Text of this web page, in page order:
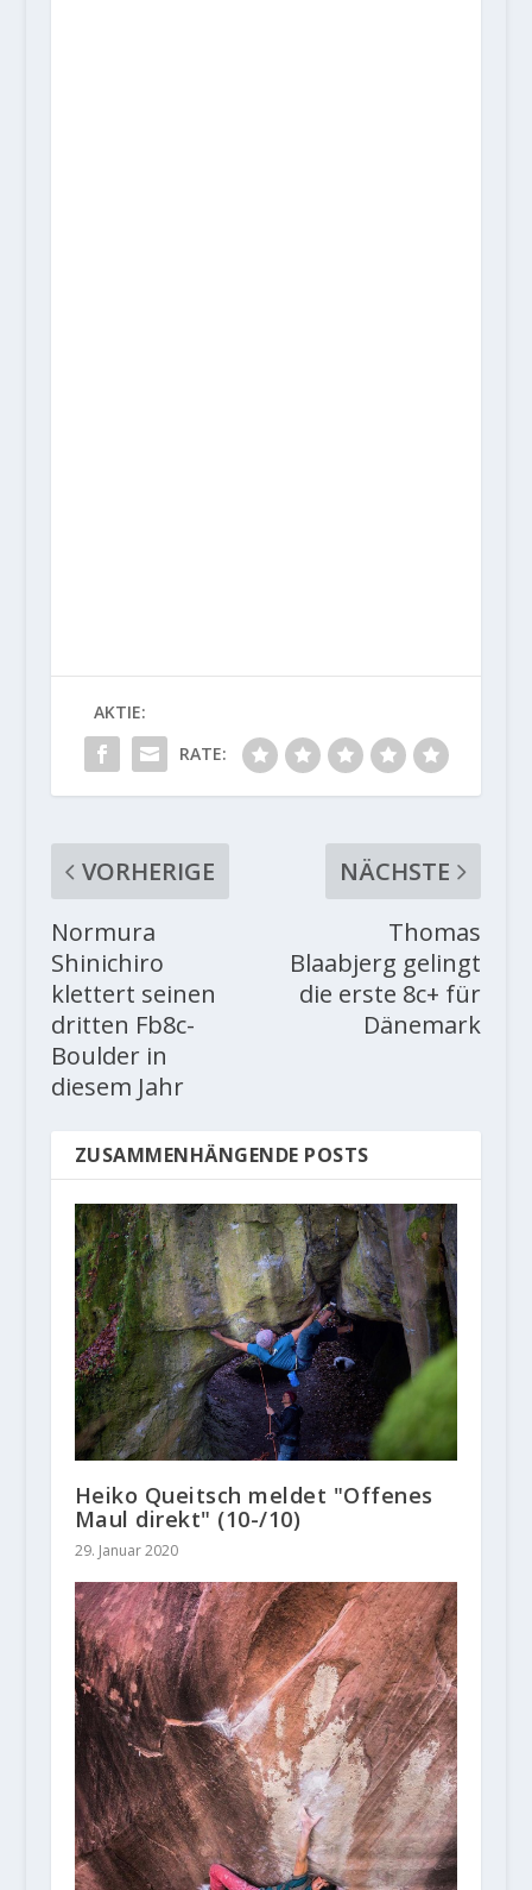
AKTIE:
RATE:
VORHERIGE
Normura
Shinichiro
klettert seinen
dritten Fb8c-
Boulder in
diesem Jahr
NÄCHSTE
Thomas
Blaabjerg gelingt
die erste 8c+ für
Dänemark
ZUSAMMENHÄNGENDE POSTS
Heiko Queitsch meldet "Offenes
Maul direkt" (10-/10)
29. Januar 2020